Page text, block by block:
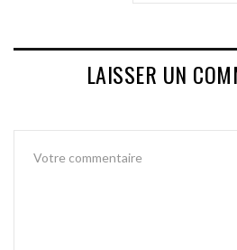
LAISSER UN